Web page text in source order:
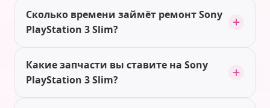
Сколько времени займёт ремонт Sony
PlayStation 3 Slim?
Какие запчасти вы ставите на Sony
PlayStation 3 Slim?